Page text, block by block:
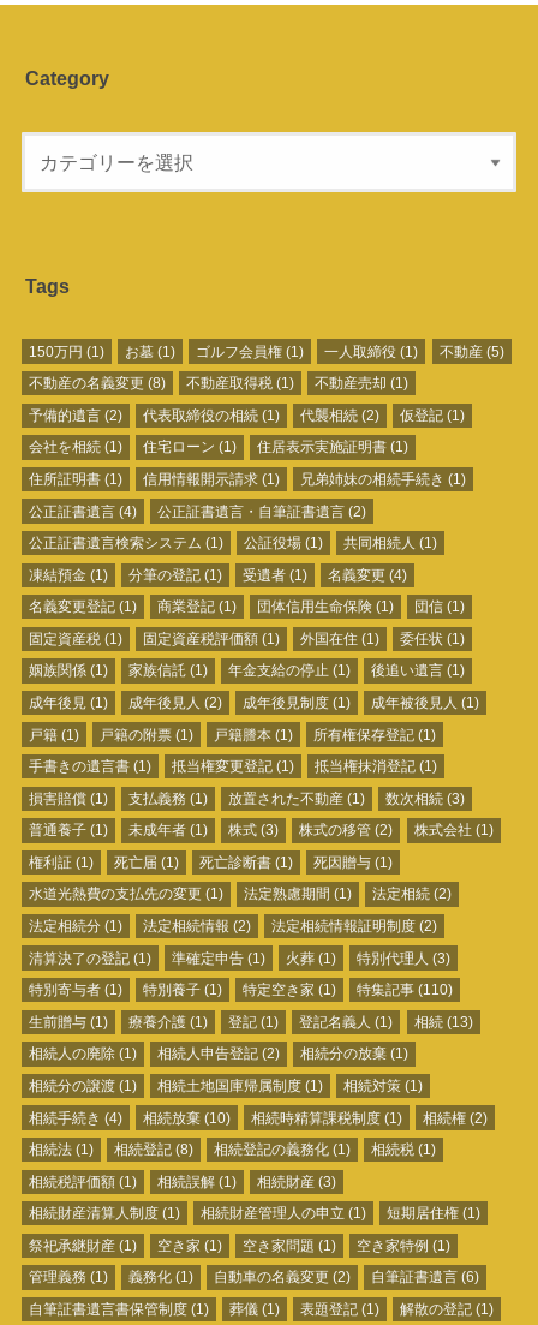
Category
Tags
150万円 (1) お墓 (1) ゴルフ会員権 (1) 一人取締役 (1) 不動産(5)
不動産の名義変更 (8) 不動産取得税 (1) 不動産売却 (1)
予備的遺言(2) 代表取締役の相続 (1) 代襲相続 (2) 仮登記 (1)
会社を相続(1) 住宅ローン (1) 住居表示実施証明書 (1)
住所証明書(1) 信用情報開示請求 (1) 兄弟姉妹の相続手続き (1)
公正証書遺言(4) 公正証書遺言・自筆証書遺言 (2)
公正証書遺言検索システム (1) 公証役場 (1) 共同相続人 (1)
凍結預金(1) 分筆の登記 (1) 受遺者 (1) 名義変更 (4)
名義変更登記(1) 商業登記 (1) 団体信用生命保険 (1) 団信 (1)
固定資産税(1) 固定資産税評価額 (1) 外国在住 (1) 委任状 (1)
姻族関係(1) 家族信託 (1) 年金支給の停止 (1) 後追い遺言 (1)
成年後見(1) 成年後見人 (2) 成年後見制度 (1) 成年被後見人 (1)
戸籍(1) 戸籍の附票 (1) 戸籍謄本 (1) 所有権保存登記 (1)
手書きの遺言書(1) 抵当権変更登記 (1) 抵当権抹消登記 (1)
損害賠償(1) 支払義務 (1) 放置された不動産 (1) 数次相続 (3)
普通養子(1) 未成年者 (1) 株式 (3) 株式の移管 (2) 株式会社 (1)
権利証(1) 死亡届 (1) 死亡診断書 (1) 死因贈与 (1)
水道光熱費の支払先の変更 (1) 法定熟慮期間 (1) 法定相続 (2)
法定相続分(1) 法定相続情報 (2) 法定相続情報証明制度 (2)
清算決了の登記(1) 準確定申告 (1) 火葬 (1) 特別代理人 (3)
特別寄与者(1) 特別養子 (1) 特定空き家 (1) 特集記事 (110)
生前贈与(1) 療養介護 (1) 登記 (1) 登記名義人 (1) 相続(13)
相続人の廃除(1) 相続人申告登記 (2) 相続分の放棄 (1)
相続分の譲渡(1) 相続土地国庫帰属制度 (1) 相続対策 (1)
相続手続き (4) 相続放棄 (10) 相続時精算課税制度 (1) 相続権 (2)
相続法(1) 相続登記 (8) 相続登記の義務化 (1) 相続税 (1)
相続税評価額(1) 相続誤解 (1) 相続財産 (3)
相続財産清算人制度(1) 相続財産管理人の申立 (1) 短期居住権 (1)
祭祀承継財産(1) 空き家 (1) 空き家問題 (1) 空き家特例 (1)
管理義務 (1) 義務化 (1) 自動車の名義変更 (2) 自筆証書遺言 (6)
自筆証書遺言書保管制度(1) 葬儀 (1) 表題登記 (1) 解散の登記 (1)